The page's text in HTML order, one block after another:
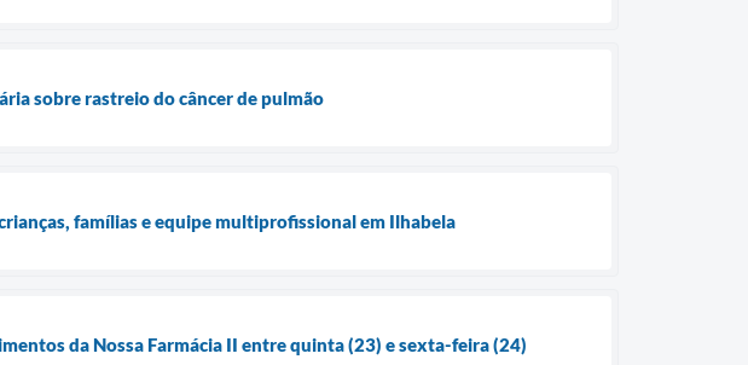
sobre rastreio do câncer de pulmão
famílias e equipe multiprofissional em Ilhabela
da Nossa Farmácia II entre quinta (23) e sexta-feira (24)